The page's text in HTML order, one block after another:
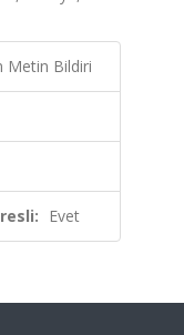
Metin Bildiri
Evet